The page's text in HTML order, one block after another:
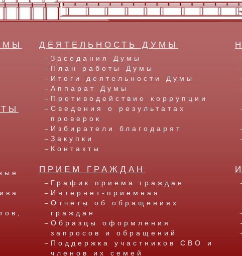
ДЕЯТЕЛЬНОСТЬ ДУМЫ
Заседания Думы
План работы Думы
Итоги деятельности Думы
Аппарат Думы
Противодействие коррупции
Сведения о результатах
проверок
Избиратели благодарят
Закупки
Контакты
ПРИЕМ ГРАЖДАН
График приема граждан
Интернет-приемная
Отчеты об обращениях
граждан
Образцы оформления
запросов и обращений
Поддержка участников СВО и
членов их семей